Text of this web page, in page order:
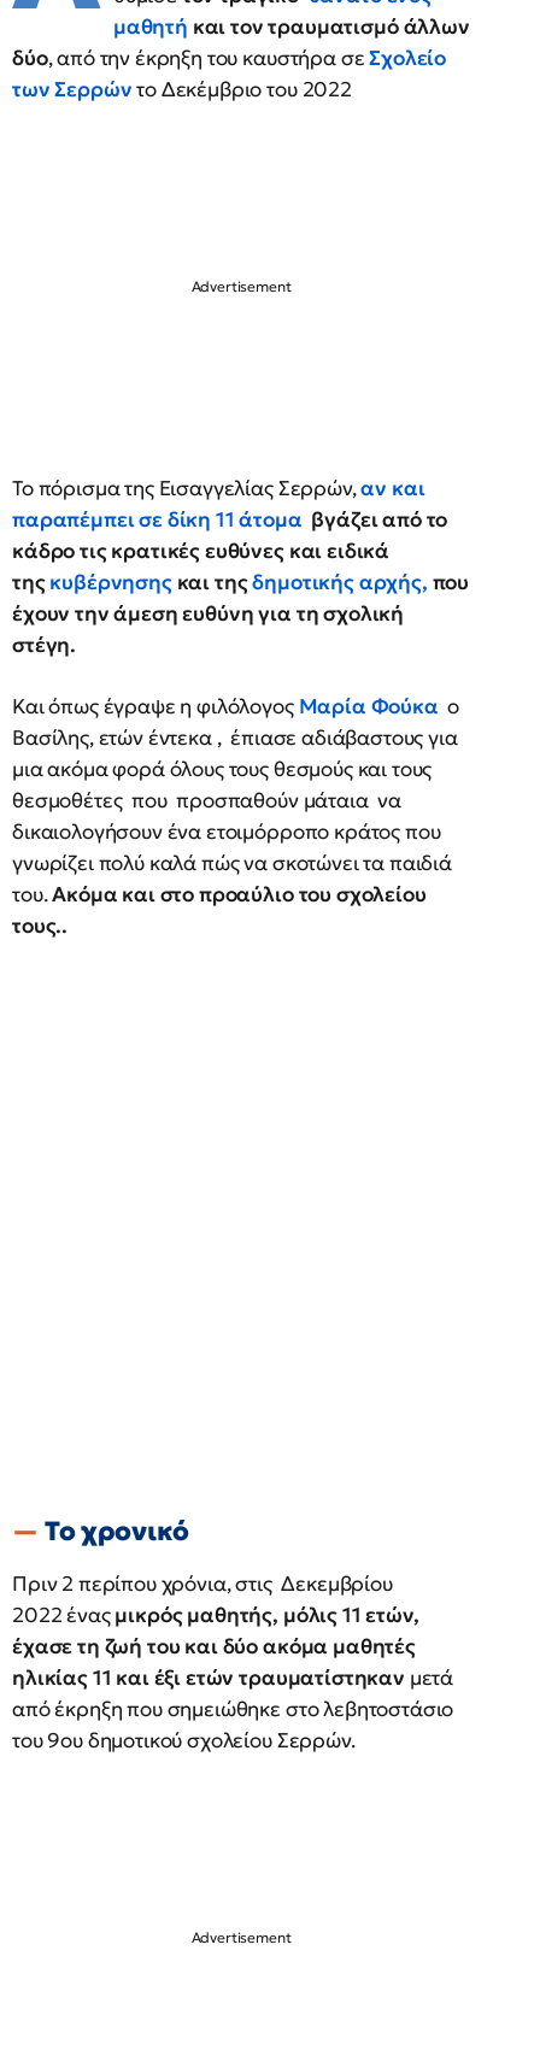
μαθητή και τον τραυματισμό άλλων
δύο, από την έκρηξη του καυστήρα σεΣχολείο
των Σερρώντο Δεκέμβριο του 2022
Το πόρισμα της Εισαγγελίας Σερρών,αν και
παραπέμπει σε δίκη 11 άτομα βγάζει από το
κάδρο τις κρατικές ευθύνες και ειδικά
τηςκυβέρνησηςκαι τηςδημοτικής αρχής, που
έχουν την άμεση ευθύνη για τη σχολική
στέγη.
Και όπως έγραψε η φιλόλογος Μαρία Φούκα ο
Βασίλης, ετών έντεκα , έπιασε αδιάβαστους για
μια ακόμα φορά όλους τους θεσμούς και τους
θεσμοθέτες που προσπαθούν μάταια να
δικαιολογήσουν ένα ετοιμόρροπο κράτος που
γνωρίζει πολύ καλά πώς να σκοτώνει τα παιδιά
του.Ακόμα και στο προαύλιο του σχολείου
τους..
Το χρονικό
Πριν 2 περίπου χρόνια, στις Δεκεμβρίου
2022 έναςμικρός μαθητής, μόλις 11 ετών,
έχασε τη ζωή του και δύο ακόμα μαθητές
ηλικίας 11 και έξι ετών τραυματίστηκαν μετά
από έκρηξη που σημειώθηκε στο λεβητοστάσιο
του 9ου δημοτικού σχολείου Σερρών.